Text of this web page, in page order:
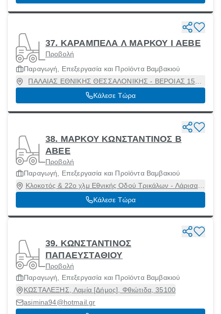
37. ΚΑΡΑΜΠΕΛΑ Λ ΜΑΡΚΟΥ Ι ΑΕΒΕ
Προβολή
Παραγωγή, Επεξεργασία και Προϊόντα Βαμβακιού
ΠΑΛΑΙΑΣ ΕΘΝΙΚΗΣ ΘΕΣΣΑΛΟΝΙΚΗΣ - ΒΕΡΟΙΑΣ 15Ο
ΧΙΛ., Θεσσαλονίκη, 57011
Κάλεσε Τώρα
38. ΜΑΡΚΟΥ ΚΩΝΣΤΑΝΤΙΝΟΣ Β
ΑΒΕΕ
Προβολή
Παραγωγή, Επεξεργασία και Προϊόντα Βαμβακιού
Κλοκοτός & 22ο χλμ Εθνικής Οδού Τρικάλων - Λάρισας,
ΦΑΡΚΑΔΟΝΑ, Φαρκαδόνα, Τρίκαλα, 42031
Κάλεσε Τώρα
39. ΚΩΝΣΤΑΝΤΙΝΟΣ
ΠΑΠΑΕΥΣΤΑΘΙΟΥ
Προβολή
Παραγωγή, Επεξεργασία και Προϊόντα Βαμβακιού
ΚΩΣΤΑΛΕΞΗΣ, Λαμία [Δήμος], Φθιώτιδα, 35100
asimina94@hotmail.gr